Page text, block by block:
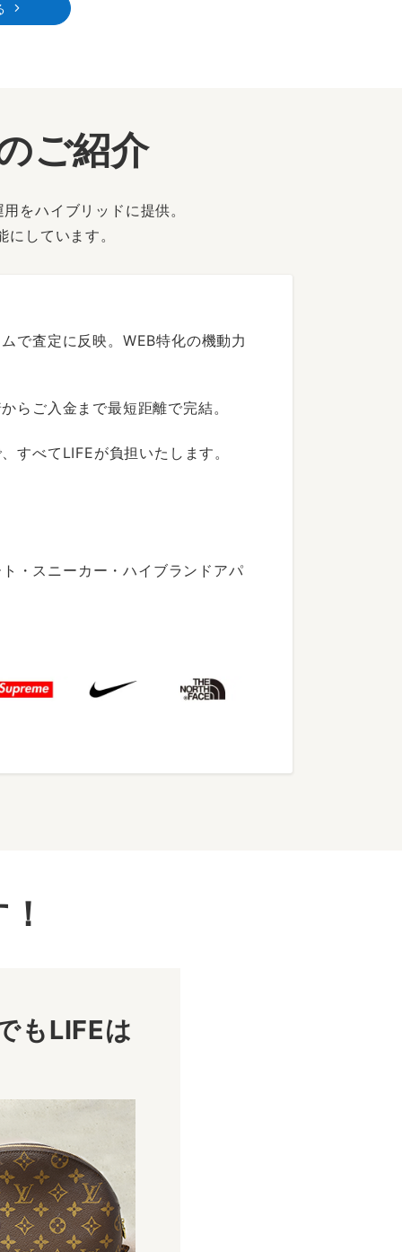
ご紹介
をハイブリッドに提供。
しています。
で査定に反映。WEB特化の機動力
らご入金まで最短距離で完結。
すべてLIFEが負担いたします。
・スニーカー・ハイブランドアパ
もLIFEは